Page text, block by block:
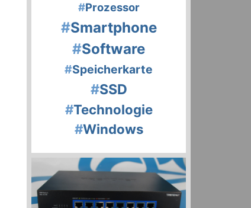
#Prozessor
#Smartphone
#Software
#Speicherkarte
#SSD
#Technologie
#Windows